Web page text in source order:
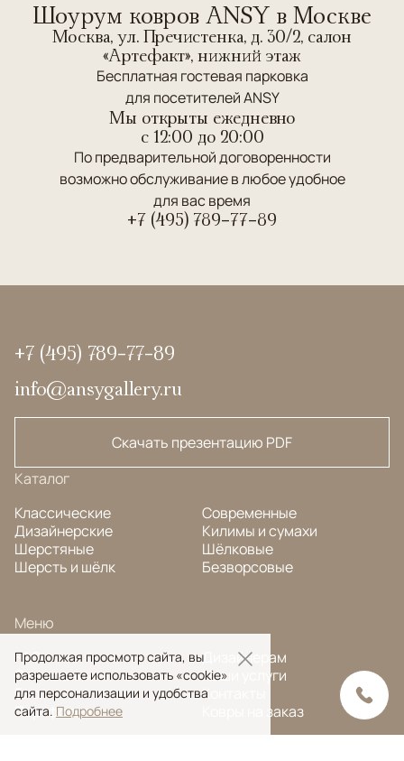
Шоурум ковров ANSY в Москве
Москва, ул. Пречистенка, д. 30/2, салон
«Артефакт», нижний этаж
Бесплатная гостевая парковка
для посетителей ANSY
Мы открыты ежедневно
c 12:00 до 20:00
По предварительной договоренности
возможно обслуживание в любое удобное
для вас время
+7 (495) 789-77-89
+7 (495) 789-77-89
info@ansygallery.ru
Скачать презентацию PDF
Каталог
Классические
Дизайнерские
Шерстяные
Шерсть и шёлк
Современные
Килимы и сумахи
Шёлковые
Безворсовые
Меню
FAQ
О компании
Блог
Портфолио
Дизайнерам
Наши услуги
Контакты
Ковры на заказ
Продолжая просмотр сайта, вы
разрешаете использовать «cookie»
для персонализации и удобства
сайта. Подробнее